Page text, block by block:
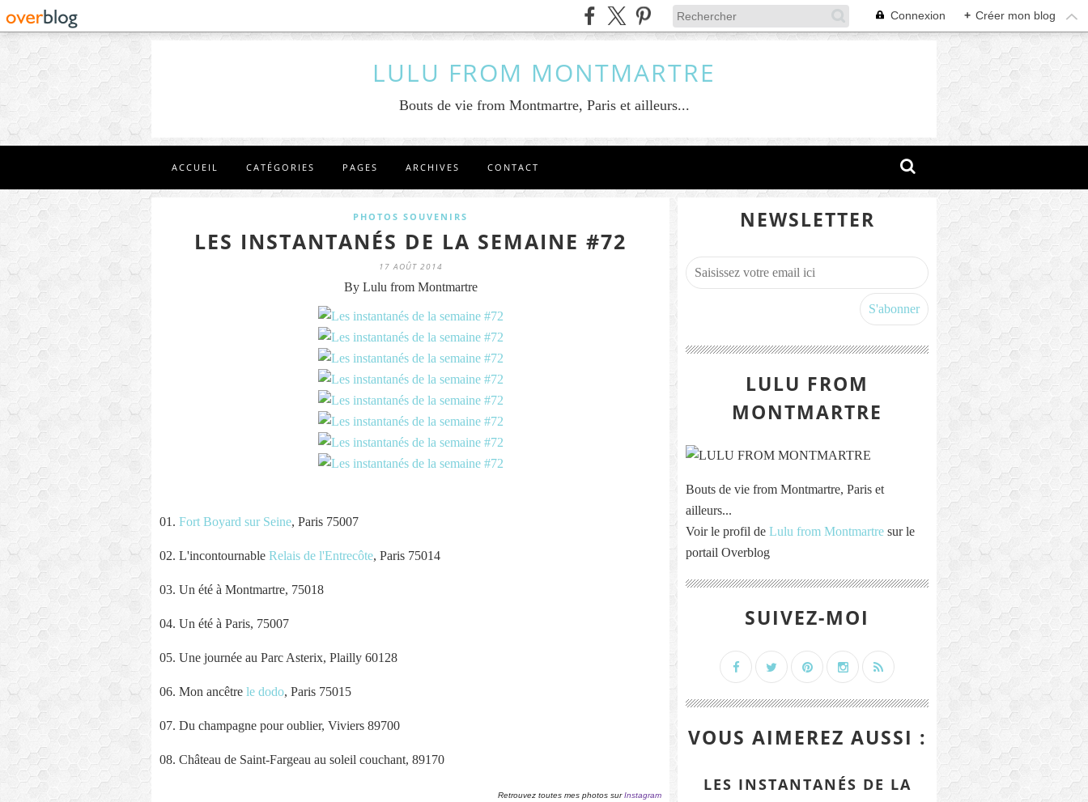
Connexion + Créer mon blog
LULU FROM MONTMARTRE
Bouts de vie from Montmartre, Paris et ailleurs...
ACCUEIL CATÉGORIES PAGES ARCHIVES CONTACT
PHOTOS SOUVENIRS
LES INSTANTANÉS DE LA SEMAINE #72
17 AOÛT 2014
By Lulu from Montmartre
01. Fort Boyard sur Seine, Paris 75007
02. L'incontournable Relais de l'Entrecôte, Paris 75014
03. Un été à Montmartre, 75018
04. Un été à Paris, 75007
05. Une journée au Parc Asterix, Plailly 60128
06. Mon ancêtre le dodo, Paris 75015
07. Du champagne pour oublier, Viviers 89700
08. Château de Saint-Fargeau au soleil couchant, 89170
Retrouvez toutes mes photos surInstagram
NEWSLETTER
LULU FROM
MONTMARTRE
Bouts de vie from Montmartre, Paris et
ailleurs...
Voir le profil de Lulu from Montmartre sur le
portail Overblog
SUIVEZ-MOI
VOUS AIMEREZ AUSSI :
LES INSTANTANÉS DE LA